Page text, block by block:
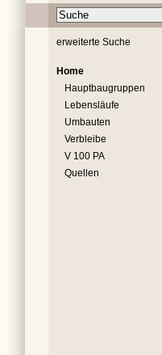
erweiterte Suche
Home
Hauptbaugruppen
Lebensläufe
Umbauten
Verbleibe
V 100 PA
Quellen